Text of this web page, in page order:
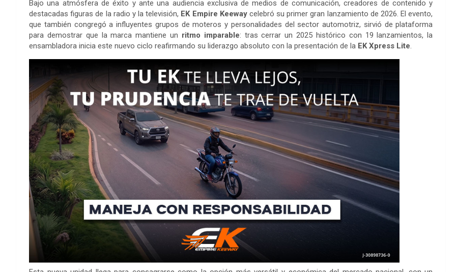
Bajo una atmósfera de éxito y ante una audiencia exclusiva de medios de comunicación, creadores de contenido y
destacadas figuras de la radio y la televisión, EK Empire Keewaycelebró su primer gran lanzamiento de 2026. El evento,
que también congregó a influyentes grupos de moteros y personalidades del sector automotriz, sirvió de plataforma
para demostrar que la marca mantiene un ritmo imparable: tras cerrar un 2025 histórico con 19 lanzamientos, la
ensambladora inicia este nuevo ciclo reafirmando su liderazgo absoluto con la presentación de la EK Xpress Lite.